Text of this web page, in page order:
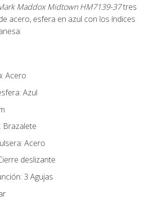
Maddox Midtown HM7139-37tres
acero, esfera en azul con los índices
Acero
Azul
Brazalete
Acero
deslizante
3 Agujas